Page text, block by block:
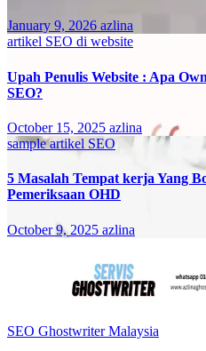
January 9, 2026 azlina
artikel SEO di website
Upah Penulis Website : Apa
SEO?
October 15, 2025 azlina
sample artikel SEO
5 Masalah Tempat kerja Yang
Pemeriksaan OHD
October 9, 2025 azlina
SEO Ghostwriter Malaysia